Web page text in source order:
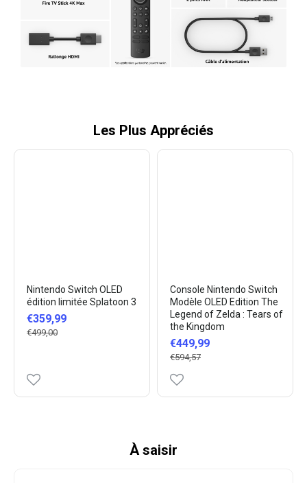
Les Plus Appréciés
Nintendo Switch OLED
édition limitée Splatoon 3
€359,99
€499,00
Console Nintendo Switch
Modèle OLED Edition The
Legend of Zelda : Tears of
the Kingdom
€449,99
€594,57
À saisir